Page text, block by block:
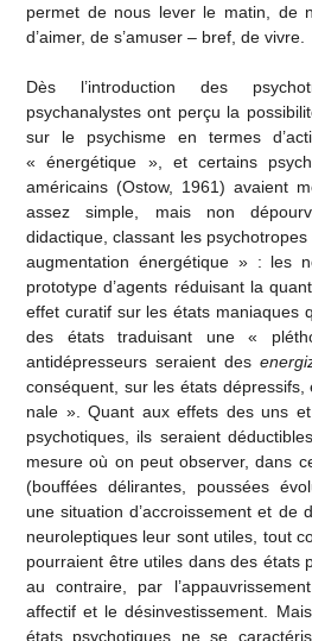
permet de nous lever le matin, de
d’aimer, de s’amuser – bref, de vivre.
Dès l’introduction des
psychanalystes ont perçu la
sur le psychisme en termes
« énergétique », et certains
américains (Ostow, 1961) avaient
assez simple, mais non
didactique, classant les
augmentation énergétique » : les
prototype d’agents réduisant la
effet curatif sur les états maniaques
des états traduisant une «
antidépresseurs seraient des
conséquent, sur les états
nale ». Quant aux effets des uns
psychotiques, ils seraient
mesure où on peut observer, dans
(bouffées délirantes, poussées
une situation d’accroissement et de
neuroleptiques leur sont utiles, tout
pourraient être utiles dans des états
au contraire, par
affectif et le désinvestissement.
états psychotiques ne se